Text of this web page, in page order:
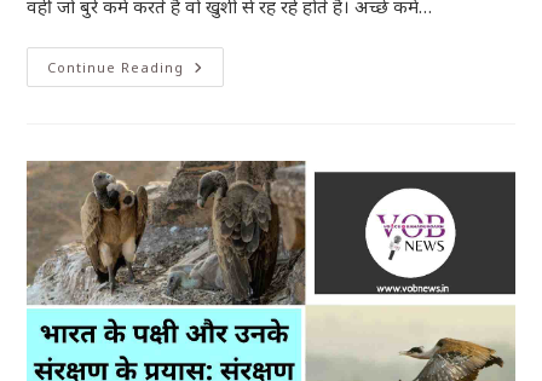
वहीं जो बुरे कर्म करते हैं वो खुशी से रह रहे होते हैं। अच्छे कर्म…
Continue Reading